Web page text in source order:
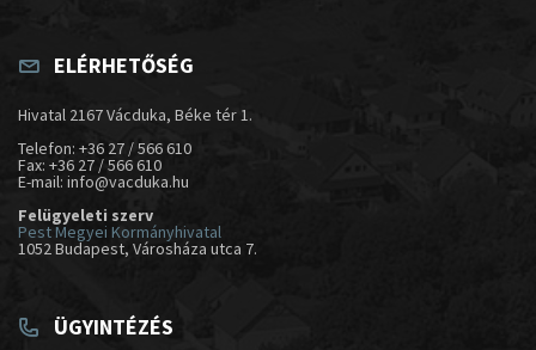
ELÉRHETŐSÉG
Hivatal 2167 Vácduka, Béke tér 1.
Telefon: +36 27 / 566 610
Fax: +36 27 / 566 610
E-mail: info@vacduka.hu
Felügyeleti szerv
Pest Megyei Kormányhivatal
1052 Budapest, Városháza utca 7.
ÜGYINTÉZÉS